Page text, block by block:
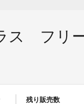
ス フリ
残り販売数